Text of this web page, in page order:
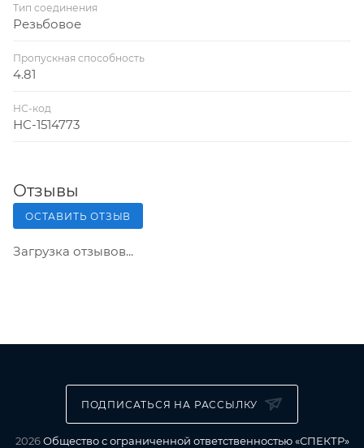
Тип соединения
Резьбовое
Пропускная способность
4.81
НС-код
НС-1514773
Отзывы
ОСТАВИТЬ ОТЗЫВ
Загрузка отзывов...
ПОДПИСАТЬСЯ НА РАССЫЛКУ
2026Общество с ограниченной ответственностью «СПЕКТР»